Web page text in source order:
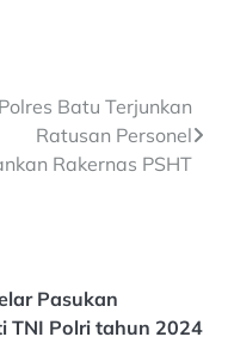
Polres Batu Terjunkan
Ratusan Personel
Rakernas PSHT
Pasukan
TNI Polri tahun 2024